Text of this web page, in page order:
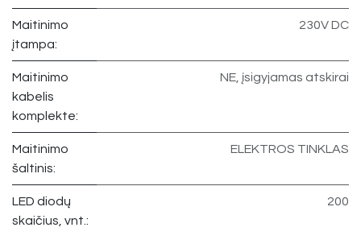
Maitinimo
įtampa:
230V DC
Maitinimo
kabelis
komplekte:
NE, įsigyjamas atskirai
Maitinimo
šaltinis:
ELEKTROS TINKLAS
LED diodų
skaičius, vnt.:
200